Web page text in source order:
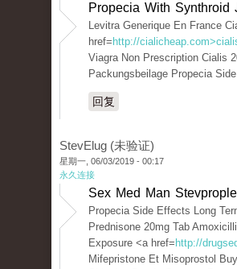
Propecia With Synthroid
Levitra Generique En France
href= http://
Viagra Non Prescription Cialis
Packungsbeilage Propecia
回复
StevElug (未验证)
星期一, 06/03/2019 - 00:17
永久连接
Sex Med Man Stevprople
Propecia Side Effects Long
Prednisone 20mg Tab
Exposure <a href= http://
Mifepristone Et Misoprostol